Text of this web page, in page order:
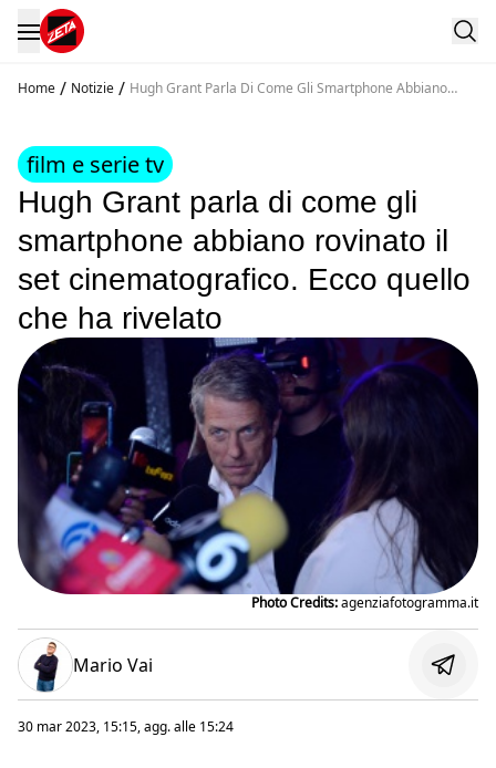
Home / Notizie / Hugh Grant Parla Di Come Gli Smartphone Abbiano
film e serie tv
Hugh Grant parla di come gli
smartphone abbiano rovinato il
set cinematografico. Ecco quello
che ha rivelato
Photo Credits:agenziafotogramma.it
Mario Vai
30 mar 2023, 15:15, agg. alle 15:24